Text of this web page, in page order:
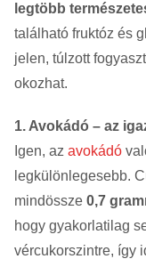
legtöbb
található fruktóz és
jelen, túlzott
okozhat.
1. Avokádó – az
Igen, az avokádó
legkülönlegesebb.
mindössze 0,7
hogy gyakorlatilag
vércukorszintre, így